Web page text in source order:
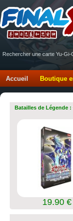
Rechercher une carte Yu-Gi-
Accueil Boutique
Batailles de Légende :
19.90 €